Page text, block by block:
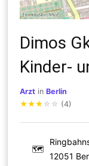
Dimos
Kinder-
Arzt inBerlin
★★★ ☆ ☆ (4)
🗺
12051